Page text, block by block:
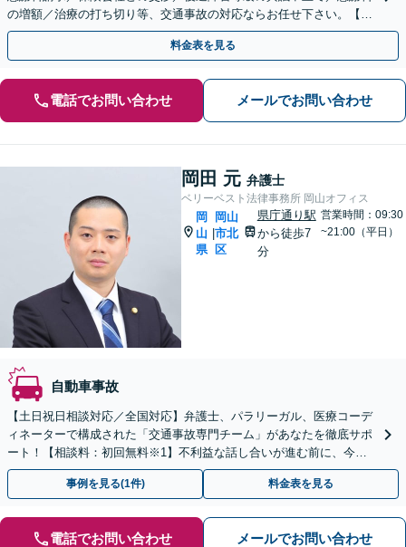
の増額／治療の打ち切り等、交通事故の対応ならお任せ下さい。【交
通事故に強い弁護士】弁護士特約利用可【カード払い可】
料金表を見る
電話でお問い合わせ メールでお問い合わせ
岡田 元 弁護士
ベリーベスト法律事務所 岡山オフィス
岡
山
県
|
岡山
市北
区
県庁通り駅
から徒歩7
分
営業時間：09:30
~21:00（平日）
自動車事故
【土日祝日相談対応／全国対応】弁護士、パラリーガル、医療コーデ
ィネーターで構成された「交通事故専門チーム」があなたを徹底サポ
ート！【相談料：初回無料※1】不利益な話し合いが進む前に、今す
ぐ相談！
事例を見る(1件) 料金表を見る
電話でお問い合わせ メールでお問い合わせ